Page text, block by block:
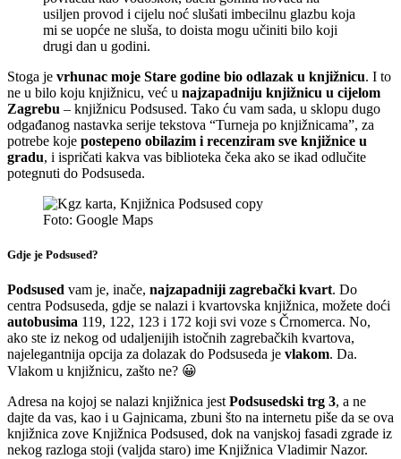
usiljen provod i cijelu noć slušati imbecilnu glazbu koja
mi se uopće ne sluša, to doista mogu učiniti bilo koji
drugi dan u godini.
Stoga je vrhunac moje Stare godine bio odlazak u knjižnicu. I to
ne u bilo koju knjižnicu, već u najzapadniju knjižnicu u cijelom
Zagrebu – knjižnicu Podsused. Tako ću vam sada, u sklopu dugo
odgađanog nastavka serije tekstova “Turneja po knjižnicama”, za
potrebe koje postepeno obilazim i recenziram sve knjižnice u
gradu, i ispričati kakva vas biblioteka čeka ako se ikad odlučite
potegnuti do Podsuseda.
Foto: Google Maps
Gdje je Podsused?
Podsused vam je, inače, najzapadniji zagrebački kvart. Do
centra Podsuseda, gdje se nalazi i kvartovska knjižnica, možete doći
autobusima 119, 122, 123 i 172 koji svi voze s Črnomerca. No,
ako ste iz nekog od udaljenijih istočnih zagrebačkih kvartova,
najelegantnija opcija za dolazak do Podsuseda je vlakom. Da.
Vlakom u knjižnicu, zašto ne? 😀
Adresa na kojoj se nalazi knjižnica jest Podsusedski trg 3, a ne
dajte da vas, kao i u Gajnicama, zbuni što na internetu piše da se ova
knjižnica zove Knjižnica Podsused, dok na vanjskoj fasadi zgrade iz
nekog razloga stoji (valjda staro) ime Knjižnica Vladimir Nazor.